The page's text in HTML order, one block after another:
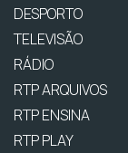
DESPORTO
TELEVISÃO
RÁDIO
RTP ARQUIVOS
RTP ENSINA
RTP PLAY